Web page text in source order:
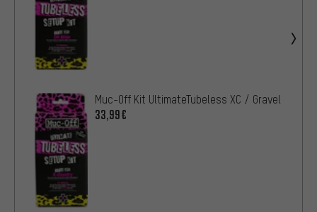
Muc-Off Kit UltimateTubeless XC / Gravel
33,99€